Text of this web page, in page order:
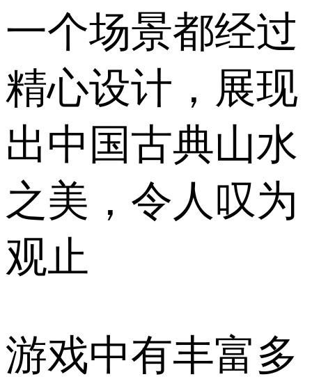
一个场景都经过
精心设计，展现
出中国古典山水
之美，令人叹为
观止
游戏中有丰富多